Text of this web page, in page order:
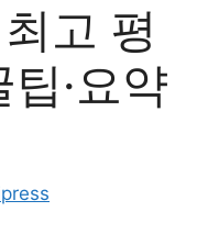
고 평
·요약